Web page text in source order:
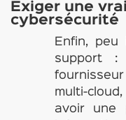
Exiger une
cybersécurité
Enfin,
support
multi-
avoir une